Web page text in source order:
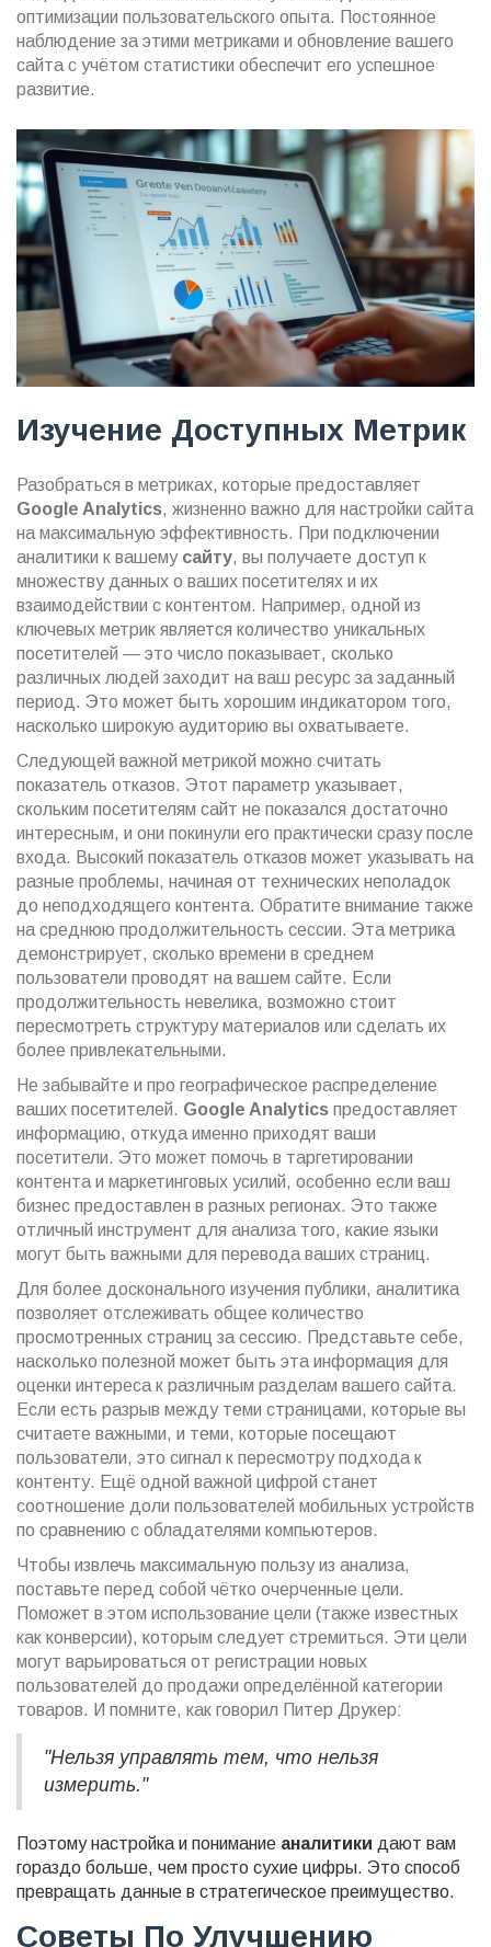
оптимизации пользовательского опыта. Постоянное
наблюдение за этими метриками и обновление вашего
сайта с учётом статистики обеспечит его успешное
развитие.
Изучение Доступных Метрик
Разобраться в метриках, которые предоставляет
Google Analytics, жизненно важно для настройки сайта
на максимальную эффективность. При подключении
аналитики к вашему сайту, вы получаете доступ к
множеству данных о ваших посетителях и их
взаимодействии с контентом. Например, одной из
ключевых метрик является количество уникальных
посетителей — это число показывает, сколько
различных людей заходит на ваш ресурс за заданный
период. Это может быть хорошим индикатором того,
насколько широкую аудиторию вы охватываете.
Следующей важной метрикой можно считать
показатель отказов. Этот параметр указывает,
скольким посетителям сайт не показался достаточно
интересным, и они покинули его практически сразу после
входа. Высокий показатель отказов может указывать на
разные проблемы, начиная от технических неполадок
до неподходящего контента. Обратите внимание также
на среднюю продолжительность сессии. Эта метрика
демонстрирует, сколько времени в среднем
пользователи проводят на вашем сайте. Если
продолжительность невелика, возможно стоит
пересмотреть структуру материалов или сделать их
более привлекательными.
Не забывайте и про географическое распределение
ваших посетителей. Google Analytics предоставляет
информацию, откуда именно приходят ваши
посетители. Это может помочь в таргетировании
контента и маркетинговых усилий, особенно если ваш
бизнес предоставлен в разных регионах. Это также
отличный инструмент для анализа того, какие языки
могут быть важными для перевода ваших страниц.
Для более досконального изучения публики, аналитика
позволяет отслеживать общее количество
просмотренных страниц за сессию. Представьте себе,
насколько полезной может быть эта информация для
оценки интереса к различным разделам вашего сайта.
Если есть разрыв между теми страницами, которые вы
считаете важными, и теми, которые посещают
пользователи, это сигнал к пересмотру подхода к
контенту. Ещё одной важной цифрой станет
соотношение доли пользователей мобильных устройств
по сравнению с обладателями компьютеров.
Чтобы извлечь максимальную пользу из анализа,
поставьте перед собой чётко очерченные цели.
Поможет в этом использование цели (также известных
как конверсии), которым следует стремиться. Эти цели
могут варьироваться от регистрации новых
пользователей до продажи определённой категории
товаров. И помните, как говорил Питер Друкер:
"Нельзя управлять тем, что нельзя
измерить."
Поэтому настройка и понимание аналитики дают вам
гораздо больше, чем просто сухие цифры. Это способ
превращать данные в стратегическое преимущество.
Советы По Улучшению